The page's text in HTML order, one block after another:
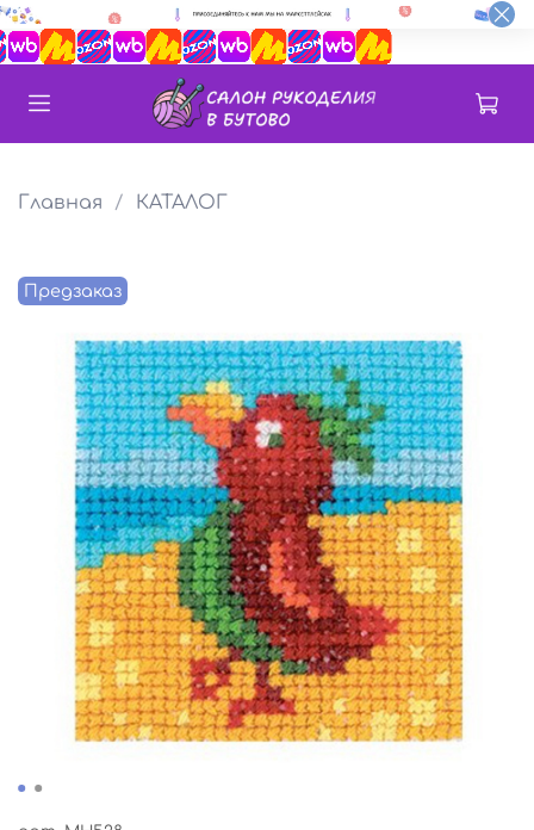
Главная КАТАЛОГ
Предзаказ